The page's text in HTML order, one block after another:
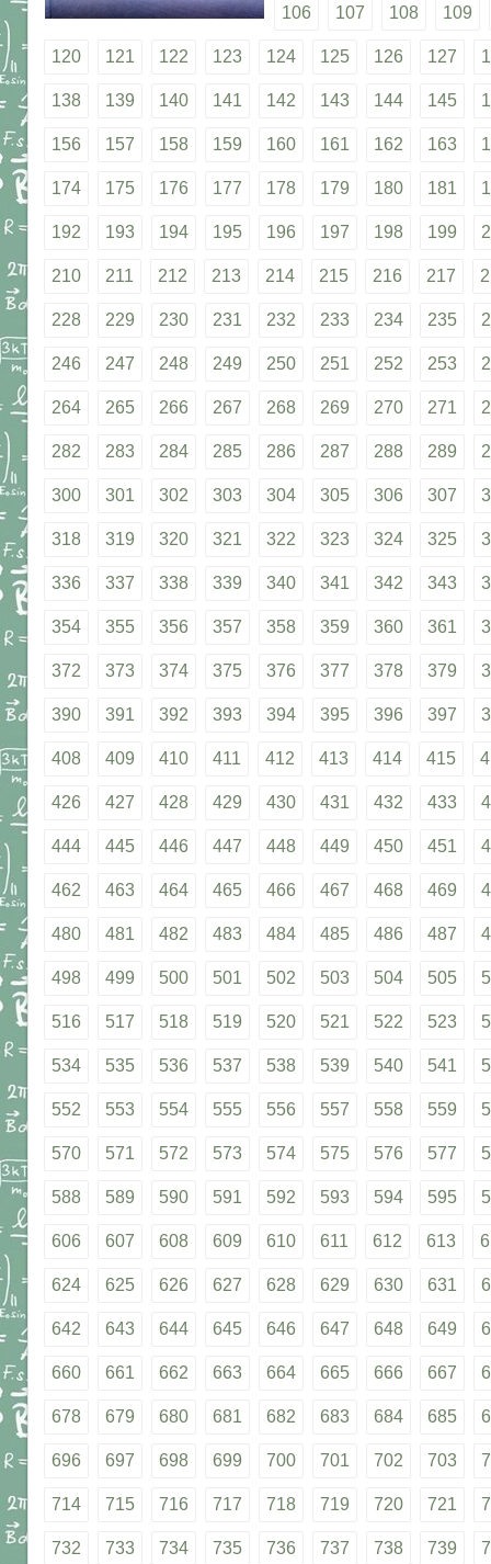
106 107 108 109
120 121 122 123 124 125 126 127
138 139 140 141 142 143 144 145
156 157 158 159 160 161 162 163
174 175 176 177 178 179 180 181
192 193 194 195 196 197 198 199
210 211 212 213 214 215 216 217
228 229 230 231 232 233 234 235
246 247 248 249 250 251 252 253
264 265 266 267 268 269 270 271
282 283 284 285 286 287 288 289
300 301 302 303 304 305 306 307
318 319 320 321 322 323 324 325
336 337 338 339 340 341 342 343
354 355 356 357 358 359 360 361
372 373 374 375 376 377 378 379
390 391 392 393 394 395 396 397
408 409 410 411 412 413 414 415
426 427 428 429 430 431 432 433
444 445 446 447 448 449 450 451
462 463 464 465 466 467 468 469
480 481 482 483 484 485 486 487
498 499 500 501 502 503 504 505
516 517 518 519 520 521 522 523
534 535 536 537 538 539 540 541
552 553 554 555 556 557 558 559
570 571 572 573 574 575 576 577
588 589 590 591 592 593 594 595
606 607 608 609 610 611 612 613
624 625 626 627 628 629 630 631
642 643 644 645 646 647 648 649
660 661 662 663 664 665 666 667
678 679 680 681 682 683 684 685
696 697 698 699 700 701 702 703
714 715 716 717 718 719 720 721
732 733 734 735 736 737 738 739